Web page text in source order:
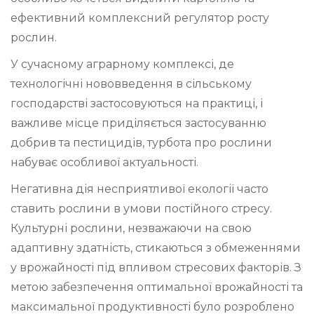
ефективний комплексний регулятор росту
рослин.
У сучасному аграрному комплексі, де
технологічні нововведення в сільському
господарстві застосовуються на практиці, і
важливе місце приділяється застосуванню
добрив та пестицидів, турбота про рослини
набуває особливої актуальності.
Негативна дія несприятливої екології часто
ставить рослини в умови постійного стресу.
Культурні рослини, незважаючи на свою
адаптивну здатність, стикаються з обмеженнями
у врожайності під впливом стресових факторів. З
метою забезпечення оптимальної врожайності та
максимальної продуктивності було розроблено